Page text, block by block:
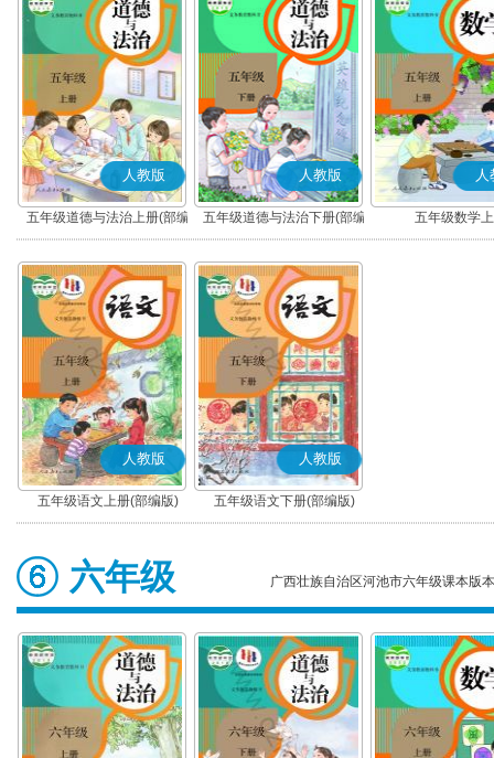
人教版
五年级道德与法治上册(部编
版)
人教版
五年级道德与法治下册(部编
版)
人
五年级数学
人教版
五年级语文上册(部编版)
人教版
五年级语文下册(部编版)
六年级 广西壮族自治区河池市六年级课本版本